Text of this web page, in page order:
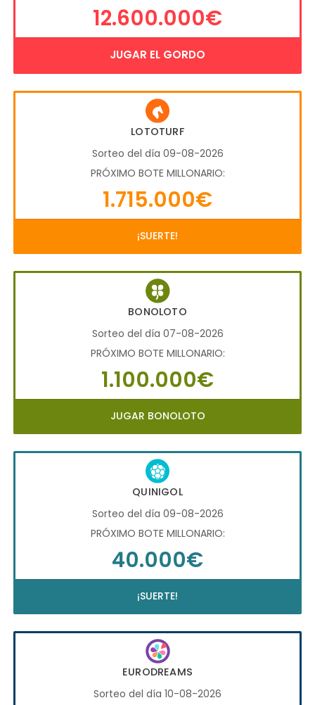
12.600.000€
JUGAR EL GORDO
LOTOTURF
Sorteo del día 09-08-2026
PRÓXIMO BOTE MILLONARIO:
1.715.000€
¡SUERTE!
BONOLOTO
Sorteo del día 07-08-2026
PRÓXIMO BOTE MILLONARIO:
1.100.000€
JUGAR BONOLOTO
QUINIGOL
Sorteo del día 09-08-2026
PRÓXIMO BOTE MILLONARIO:
40.000€
¡SUERTE!
EURODREAMS
Sorteo del día 10-08-2026